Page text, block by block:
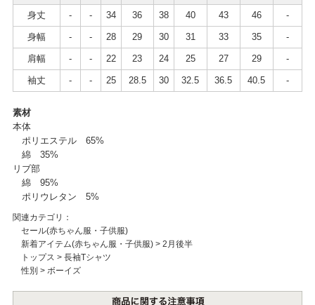
身丈 - - 34 36 38 40 43 46 -
身幅 - - 28 29 30 31 33 35 -
肩幅 - - 22 23 24 25 27 29 -
袖丈 - - 25 28.5 30 32.5 36.5 40.5 -
素材
本体
ポリエステル 65%
綿 35%
リブ部
綿 95%
ポリウレタン 5%
関連カテゴリ：
セール(赤ちゃん服・子供服)
新着アイテム(赤ちゃん服・子供服)> 2月後半
トップス > 長袖Tシャツ
性別 > ボーイズ